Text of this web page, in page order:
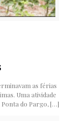
as férias
Uma atividade
do Pargo,[…]